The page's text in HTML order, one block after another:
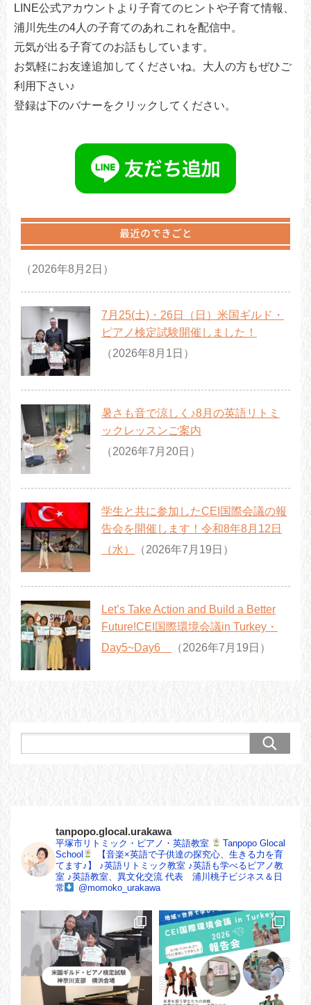
LINE公式アカウントより子育てのヒントや子育て情報、
浦川先生の4人の子育てのあれこれを配信中。
元気が出る子育てのお話もしています。
お気軽にお友達追加してくださいね。大人の方もぜひご
利用下さい♪
登録は下のバナーをクリックしてください。
最近のできごと
（2026年8月2日）
7月25(土)・26日（日）米国ギルド・
ピアノ検定試験開催しました！
（2026年8月1日）
暑さも音で涼しく♪8月の英語リトミ
ックレッスンご案内
（2026年7月20日）
学生と共に参加したCEI国際会議の報
告会を開催します！令和8年8月12日
（水）
（2026年7月19日）
Let’s Take Action and Build a Better
Future!CEI国際環境会議in Turkey・
Day5~Day6
（2026年7月19日）
tanpopo.glocal.urakawa
平塚市リトミック・ピアノ・英語教室
Tanpopo Glocal
School
【音楽×英語で子供達の探究心、生きる力を育
てます♪】
♪英語リトミック教室 ♪英語も学べるピアノ教
室 ♪英語教室、異文化交流 代表 浦川桃子ビジネス＆日
常
@momoko_urakawa